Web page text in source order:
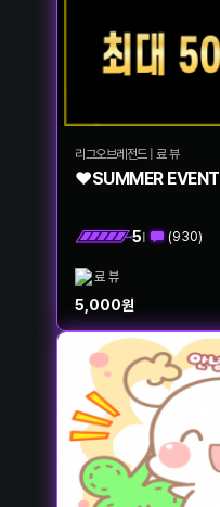
리그오브레전드| 료 뷰
❤️SUMMER
5| (930)
료 뷰
5,000원